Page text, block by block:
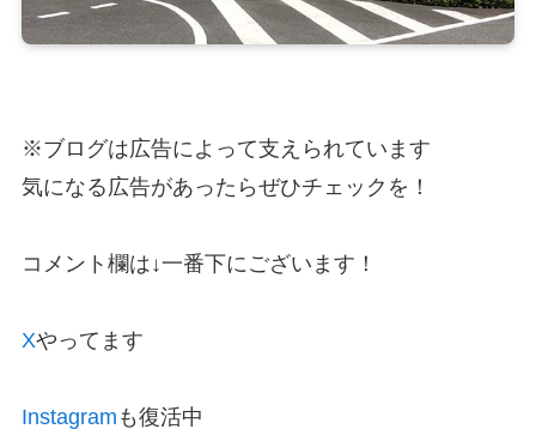
※ブログは広告によって支えられています
気になる広告があったらぜひチェックを！
コメント欄は↓一番下にございます！
Xやってます
Instagram も復活中